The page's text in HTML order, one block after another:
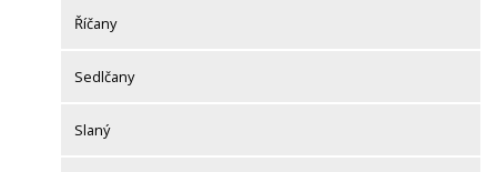
Říčany
Sedlčany
Slaný